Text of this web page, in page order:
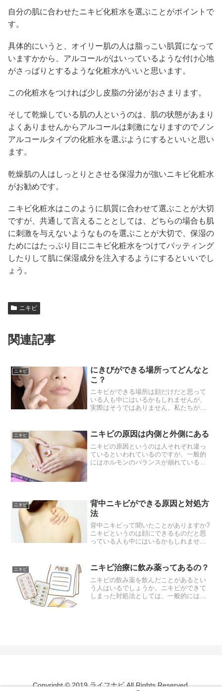
自分の肌に合わせたニキビ化粧水を選ぶことがポイントで
す。
具体的にいうと、オイリー肌の人は脂っこい肌質になって
いますかから、アルコールがはいっているような付け心地
がさっぱりとするような化粧水がいいと思います。
この化粧水をつければ少し皮脂の分泌がおさまります。
そして乾燥している肌の人というのは、肌の状態があまり
よくありませんからアルコールは刺激になりますのでノン
アルコールタイプの化粧水を選ぶようにするといいと思い
ます。
乾燥肌の人はしっとりとさせる保湿力が強いニキビ化粧水
がお勧めです。
ニキビ化粧水はこのように肌質に合わせて選ぶことが大切
ですが、共通して言えることとしては、どちらの場合も肌
に刺激を与えないようなものを選ぶことが大切で、保湿の
ためにはたっぷり目にニキビ化粧水をつけてパッティング
したりして肌に保湿成分を注入するようにするといいでし
ょう。
ニキビ
関連記事
ニキビ
にきびができる場所ってどんなと
こ？
ニキビができる場所は顔だけだと思って
いる人も中にはいるかもしれませんが、
実際はそうではありません。私たちがニ
違いというのは何の違いなのかという
と、たとえば生活習慣であっ...
ニキビ ニキビの原因は内側と外側にある
ニキビの原因というのは人それぞれ違っ
ているといわれているのですが、一般的
にはホルモンのバランスが崩れているこ
ニキビ
背中ニキビができる原因と対処方
法
背中ニキビって聞いたことがありますか?
ニキビというのは顔にできるものだと思
っている人も中にはいるかもしれません
が、背中にも皮脂線はたくさん存在して
います。皮脂線が多いとい...
ニキビ ニキビ治療に飲み薬ってあるの？
ニキビの飲み薬を飲んだことがあるとい
う人はいるでしょうか。ニキビができて
しまった対処法としては、一般的には塗
Copyright © 2019 ライフナビ All Rights Reserved.